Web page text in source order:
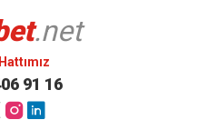
.net
91 16